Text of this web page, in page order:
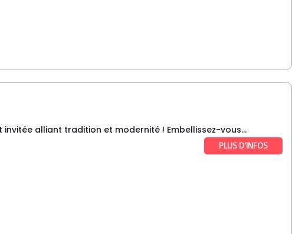
alliant tradition et modernité ! Embellissez-vous...
PLUS D’INFOS